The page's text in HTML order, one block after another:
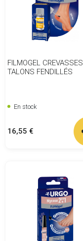
FILMOGEL CREVASSES
TALONS FENDILLÉS
En stock
Prix
16,55 €